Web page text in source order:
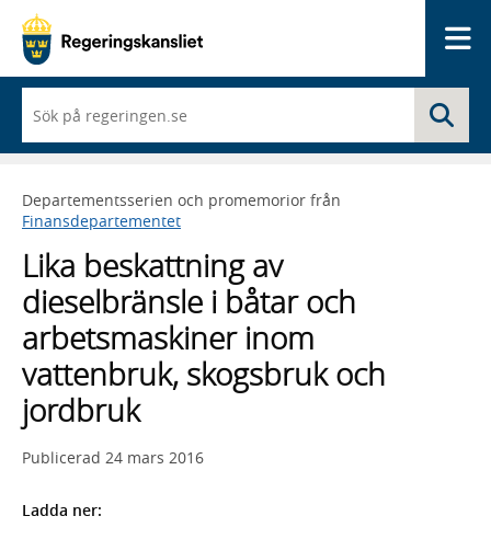
du
börjar
skriva
framträder
en
med
sökförslag
Departementsserien och promemorior från
Finansdepartementet
Lika beskattning av
dieselbränsle i båtar och
arbetsmaskiner inom
vattenbruk, skogsbruk och
jordbruk
Publicerad 24 mars 2016
Ladda ner: